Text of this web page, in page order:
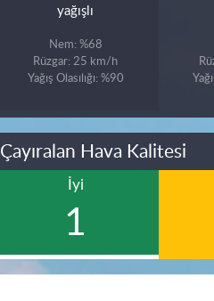
yağışlı
Nem: %68
Rüzgar: 25 km/h
Yağış Olasılığı: %90
Çayıralan Hava Kalitesi
İyi
1